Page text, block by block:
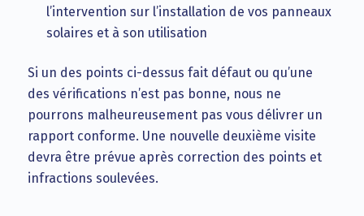
l’intervention sur l’installation de vos panneaux
solaires et à son utilisation
Si un des points ci-dessus fait défaut ou qu’une
des vérifications n’est pas bonne, nous ne
pourrons malheureusement pas vous délivrer un
rapport conforme. Une nouvelle deuxième visite
devra être prévue après correction des points et
infractions soulevées.